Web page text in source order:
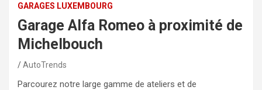
GARAGES LUXEMBOURG
Garage Alfa Romeo à proximité de
Michelbouch
AutoTrends
Parcourez notre large gamme de ateliers et de